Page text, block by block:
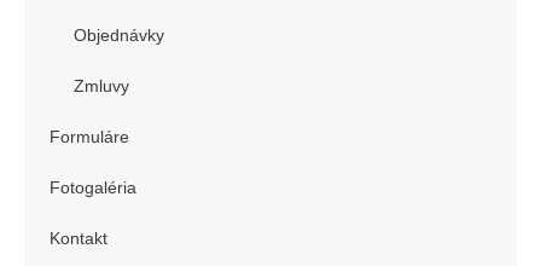
Objednávky
Zmluvy
Formuláre
Fotogaléria
Kontakt